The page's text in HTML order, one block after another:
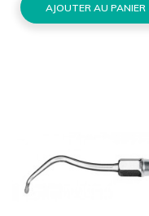
AJOUTER AU PANIER